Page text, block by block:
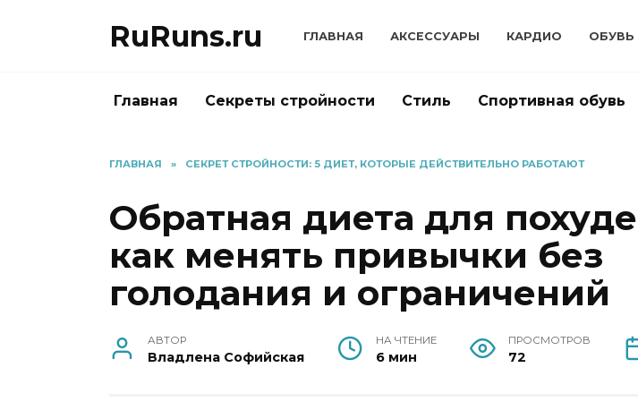
RuRuns.ru ГЛАВНАЯ АКСЕССУАРЫ КАРДИО ОБУВЬ
Главная Секреты стройности Стиль Спортивная обувь
ГЛАВНАЯ » СЕКРЕТ СТРОЙНОСТИ: 5 ДИЕТ, КОТОРЫЕ ДЕЙСТВИТЕЛЬНО РАБОТАЮТ
Обратная диета для
как менять привычки без
голодания и ограничений
АВТОР
Владлена Софийская
НА ЧТЕНИЕ
6 мин
ПРОСМОТРОВ
72